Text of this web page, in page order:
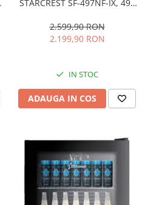
STARCREST SF-497NF-IX, 497
Inverter, Clasa E, Display,
Functie super racire, Blocare
2.599,90 RON
2.199,90 RON
IN STOC
ADAUGA IN COS